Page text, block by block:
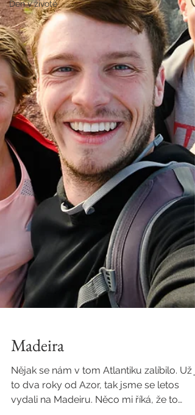
Den v životě
Madeira
Nějak se nám v tom Atlantiku zalíbilo. Už
to dva roky od Azor, tak jsme se letos